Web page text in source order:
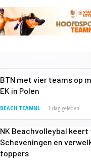
BTN met vier teams op
EK in Polen
BEACH TEAMNL 1 dag geleden
NK Beachvolleybal
Scheveningen en
toppers